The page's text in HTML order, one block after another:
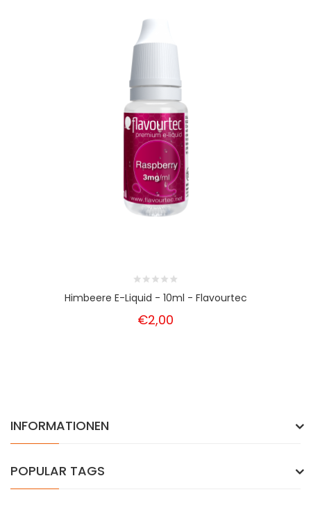
Himbeere E-Liquid - 10ml - Flavourtec
€2,00
INFORMATIONEN
POPULAR TAGS